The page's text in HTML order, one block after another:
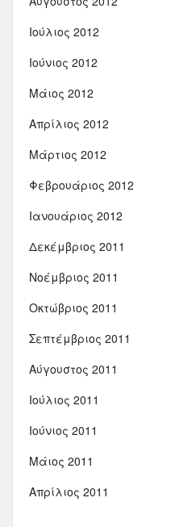
Ιούλιος 2012
Ιούνιος 2012
Μάιος 2012
Απρίλιος 2012
Μάρτιος 2012
Φεβρουάριος 2012
Ιανουάριος 2012
Δεκέμβριος 2011
Νοέμβριος 2011
Οκτώβριος 2011
Σεπτέμβριος 2011
Αύγουστος 2011
Ιούλιος 2011
Ιούνιος 2011
Μάιος 2011
Απρίλιος 2011